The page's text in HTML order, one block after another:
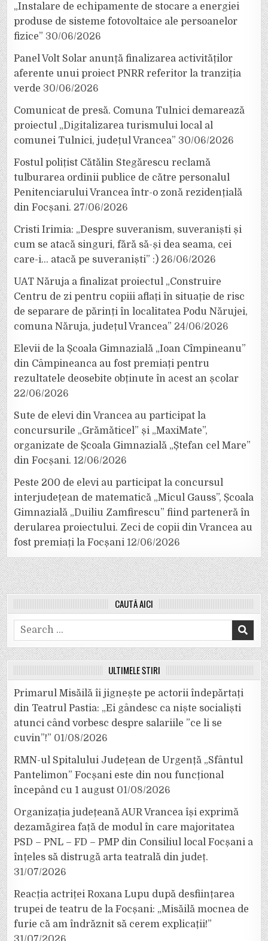
„Instalare de echipamente de stocare a energiei
produse de sisteme fotovoltaice ale persoanelor
fizice” 30/06/2026
Panel Volt Solar anunță finalizarea activităților
aferente unui proiect PNRR referitor la tranziția
verde 30/06/2026
Comunicat de presă. Comuna Tulnici demarează
proiectul „Digitalizarea turismului local al
comunei Tulnici, județul Vrancea” 30/06/2026
Fostul polițist Cătălin Stegărescu reclamă
tulburarea ordinii publice de către personalul
Penitenciarului Vrancea într-o zonă rezidențială
din Focșani. 27/06/2026
Cristi Irimia: „Despre suveranism, suveraniști și
cum se atacă singuri, fără să-și dea seama, cei
care-i… atacă pe suveraniști” :) 26/06/2026
UAT Năruja a finalizat proiectul „Construire
Centru de zi pentru copiii aflați în situație de risc
de separare de părinți în localitatea Podu Nărujei,
comuna Năruja, județul Vrancea” 24/06/2026
Elevii de la Școala Gimnazială „Ioan Cîmpineanu”
din Câmpineanca au fost premiați pentru
rezultatele deosebite obținute în acest an școlar
22/06/2026
Sute de elevi din Vrancea au participat la
concursurile „Grămăticel” și „MaxiMate”,
organizate de Școala Gimnazială „Ștefan cel Mare”
din Focșani. 12/06/2026
Peste 200 de elevi au participat la concursul
interjudețean de matematică „Micul Gauss”, Școala
Gimnazială „Duiliu Zamfirescu” fiind parteneră în
derularea proiectului. Zeci de copii din Vrancea au
fost premiați la Focșani 12/06/2026
CAUTĂ AICI
Search
for:
ULTIMELE ȘTIRI
Primarul Misăilă îi jignește pe actorii îndepărtați
din Teatrul Pastia: „Ei gândesc ca niște socialiști
atunci când vorbesc despre salariile ”ce li se
cuvin”!” 01/08/2026
RMN-ul Spitalului Județean de Urgență „Sfântul
Pantelimon” Focșani este din nou funcțional
începând cu 1 august 01/08/2026
Organizația județeană AUR Vrancea își exprimă
dezamăgirea față de modul în care majoritatea
PSD – PNL – FD – PMP din Consiliul local Focșani a
înțeles să distrugă arta teatrală din județ.
31/07/2026
Reacția actriței Roxana Lupu după desființarea
trupei de teatru de la Focșani: „Misăilă mocnea de
furie că am îndrăznit să cerem explicații!”